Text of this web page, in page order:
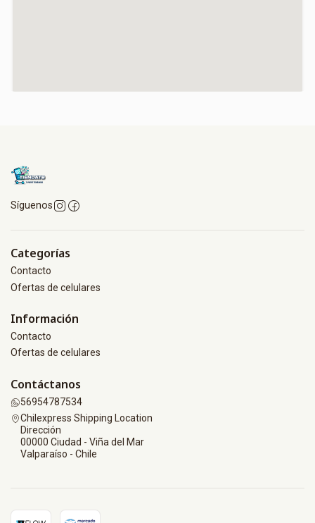
Síguenos
Categorías
Contacto
Ofertas de celulares
Información
Contacto
Ofertas de celulares
Contáctanos
56954787534
Chilexpress Shipping Location
Dirección
00000 Ciudad - Viña del Mar
Valparaíso - Chile